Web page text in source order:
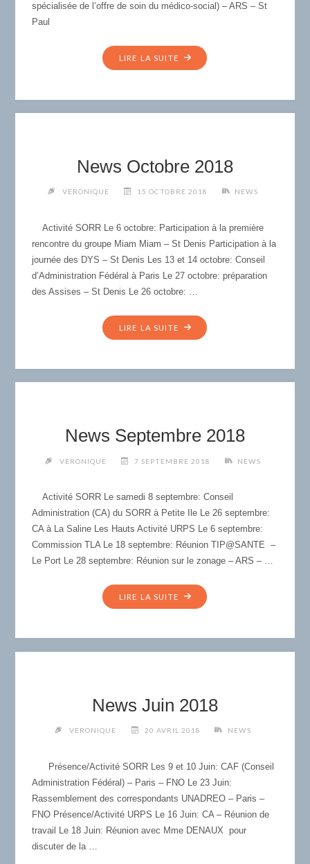
spécialisée de l’offre de soin du médico-social) – ARS – St
Paul
LIRE LA SUITE "NEWS
News Octobre 2018
VERONIQUE 15 OCTOBRE 2018 NEWS
Activité SORR Le 6 octobre: Participation à la première
rencontre du groupe Miam Miam – St Denis Participation à la
journée des DYS – St Denis Les 13 et 14 octobre: Conseil
d’Administration Fédéral à Paris Le 27 octobre: préparation
des Assises – St Denis Le 26 octobre: …
LIRE LA SUITE "NEWS
OCTOBRE
News Septembre 2018
VERONIQUE 7 SEPTEMBRE 2018 NEWS
Activité SORR Le samedi 8 septembre: Conseil
Administration (CA) du SORR à Petite Ile Le 26 septembre:
CA à La Saline Les Hauts Activité URPS Le 6 septembre:
Commission TLA Le 18 septembre: Réunion TIP@SANTE –
Le Port Le 28 septembre: Réunion sur le zonage – ARS – …
LIRE LA SUITE "NEWS
News Juin 2018
VERONIQUE 20 AVRIL 2018 NEWS
Présence/Activité SORR Les 9 et 10 Juin: CAF (Conseil
Administration Fédéral) – Paris – FNO Le 23 Juin:
Rassemblement des correspondants UNADREO – Paris –
FNO Présence/Activité URPS Le 16 Juin: CA – Réunion de
travail Le 18 Juin: Réunion avec Mme DENAUX pour
discuter de la …